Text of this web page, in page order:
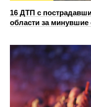
16 ДТП с
области за минувшие